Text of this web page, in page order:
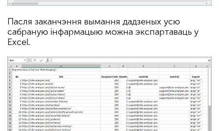
Пасля заканчэння вымання дадзеных усю
сабраную інфармацыю можна экспартаваць у
Excel.